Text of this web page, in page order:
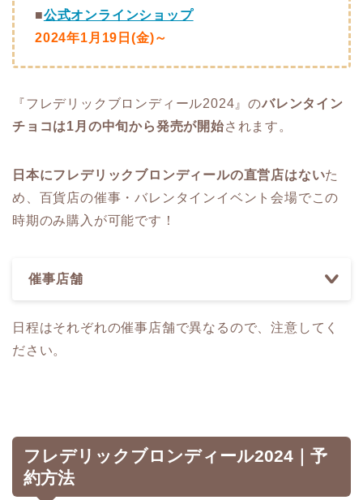
■公式オンラインショップ
2024年1月19日(金)～
『フレデリックブロンディール2024』のバレンタイン
チョコは1月の中旬から発売が開始されます。
日本にフレデリックブロンディールの直営店はないた
め、百貨店の催事・バレンタインイベント会場でこの
時期のみ購入が可能です！
催事店舗
日程はそれぞれの催事店舗で異なるので、注意してく
ださい。
フレデリックブロンディール2024｜予
約方法